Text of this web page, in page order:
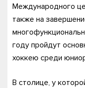
Международного
также на
году пройдут
хоккею среди
В столице, у